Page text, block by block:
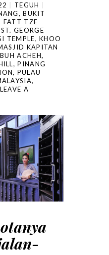
TEGUH
,BUKIT
FATT TZE
GEORGE
TEMPLE,KHOO
KAPITAN
ACHEH,
,PINANG
, PULAU
,
LEAVE A